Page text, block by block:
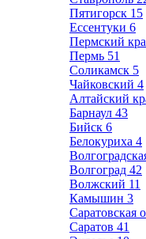
Пятигорск 15
Ессентуки 6
Пермский
Пермь 51
Соликамск 5
Чайковский 4
Алтайский
Барнаул 43
Бийск 6
Белокуриха 4
Волгоград 42
Волжский 11
Камышин 3
Саратовская
Саратов 41